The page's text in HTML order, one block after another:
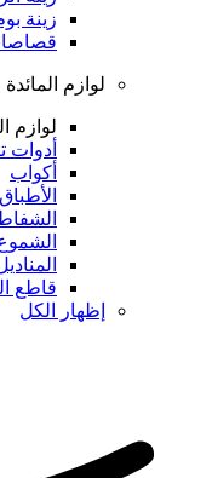
زينة
لوازم المائدة
لوازم
أدوات
أكواب
الأطباق
قاطع
إظهار الكل